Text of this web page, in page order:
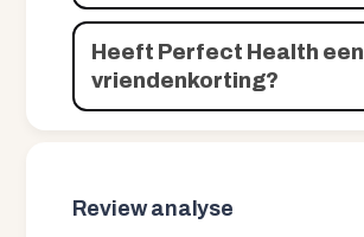
Heeft Perfect Health een
vriendenkorting?
Review analyse